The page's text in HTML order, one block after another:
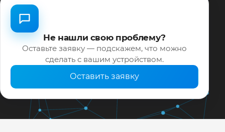
Не нашли свою проблему?
Оставьте заявку — подскажем, что можно
сделать с вашим устройством.
Оставить заявку